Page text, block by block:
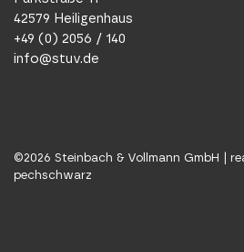
42579 Heiligenhaus
+49 (0) 2056 / 140
info@stuv.de
©2026 Steinbach & Vollmann GmbH |
pechschwarz